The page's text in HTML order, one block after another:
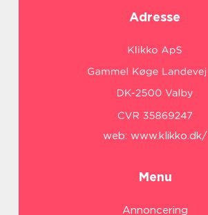
Adresse
web: www.klikko.dk/
Menu
Annoncering